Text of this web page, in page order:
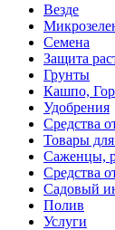
Везде
Семена
Защита
Грунты
Кашпо,
Удобрения
Средства
Товары
Саженцы,
Средства
Садовый
Полив
Услуги